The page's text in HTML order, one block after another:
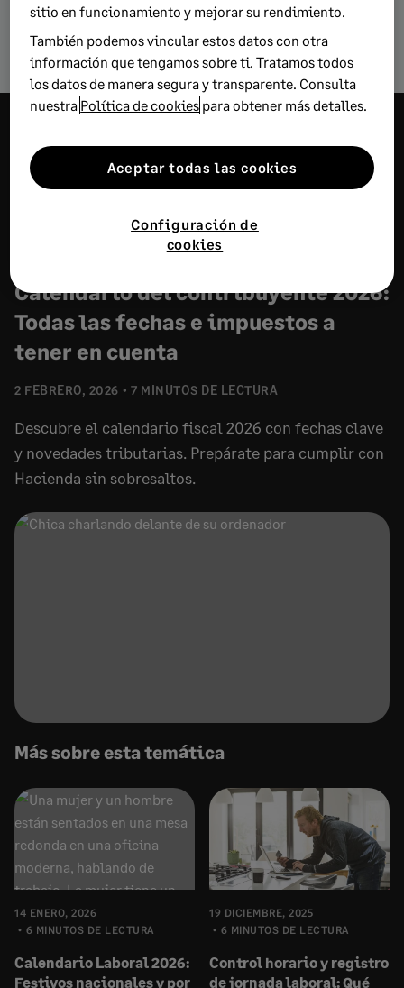
Encuentra más
consejos
2 FEBRERO, 2026 7 MINUTOS DE LECTURA
Calendario del contribuyente 2026:
Todas las fechas e impuestos a
tener en cuenta
Descubre el calendario fiscal 2026 con fechas clave
y novedades tributarias. Prepárate para cumplir con
Hacienda sin sobresaltos.
Más sobre esta temática
14 ENERO, 2026
6 MINUTOS DE LECTURA
Calendario Laboral 2026:
Festivos nacionales y por
19 DICIEMBRE, 2025
6 MINUTOS DE LECTURA
Control horario y registro
de jornada laboral: Qué
sitio en funcionamiento y mejorar su rendimiento.
También podemos vincular estos datos con otra
información que tengamos sobre ti. Tratamos todos
los datos de manera segura y transparente. Consulta
nuestra Política de cookies para obtener más detalles.
Configuración de
cookies
Aceptar todas las cookies